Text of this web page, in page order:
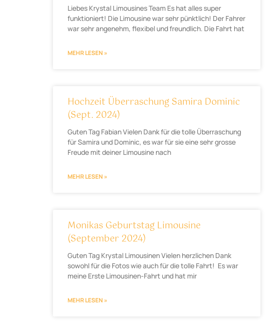
Liebes Krystal Limousines Team Es hat alles super
funktioniert! Die Limousine war sehr pünktlich! Der Fahrer
war sehr angenehm, flexibel und freundlich. Die Fahrt hat
MEHR LESEN »
Hochzeit Überraschung Samira Dominic
(Sept. 2024)
Guten Tag Fabian Vielen Dank für die tolle Überraschung
für Samira und Dominic, es war für sie eine sehr grosse
Freude mit deiner Limousine nach
MEHR LESEN »
Monikas Geburtstag Limousine
(September 2024)
Guten Tag Krystal Limousinen Vielen herzlichen Dank
sowohl für die Fotos wie auch für die tolle Fahrt! Es war
meine Erste Limousinen-Fahrt und hat mir
MEHR LESEN »